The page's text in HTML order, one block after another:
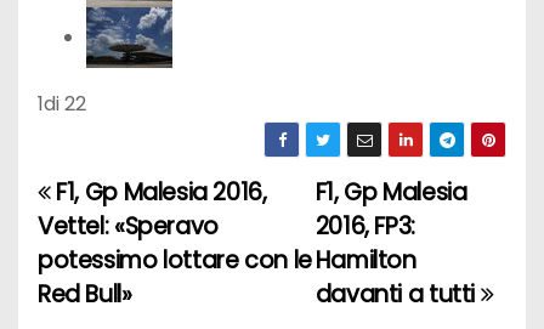
1di 22
N
a
v
F1, Gp Malesia
2016, FP3:
Hamilton
davanti a tutti
F1, Gp Malesia 2016,
Vettel: «Speravo
potessimo lottare con le
Red Bull»